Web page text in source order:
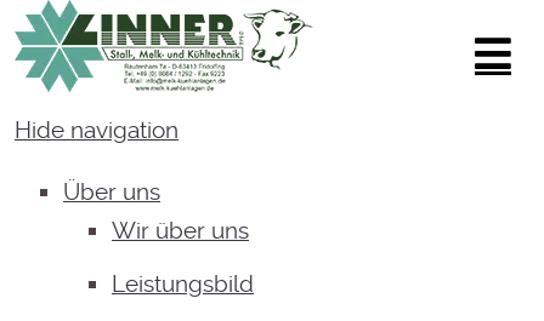
Hide navigation
Über uns
Wir über uns
Leistungsbild